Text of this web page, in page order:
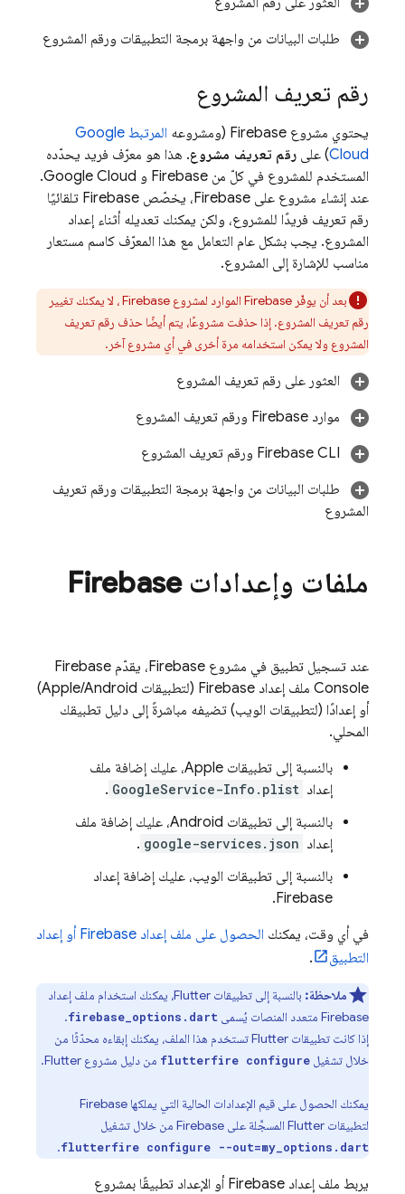
طلبات البيانات من واجهة برمجة التطبيقات ورقم المشروع
رقم تعريف المشروع
يحتوي مشروع Firebase (ومشروعه المرتبط Google
Cloud) على رقم تعريف مشروع. هذا هو معرّف فريد يحدّده
المستخدم للمشروع في كلّ من Firebase و
Google Cloud
.
عند إنشاء مشروع على Firebase، يخصّص Firebase تلقائيًا
رقم تعريف فريدًا للمشروع، ولكن يمكنك تعديله أثناء إعداد
المشروع. يجب بشكل عام التعامل مع هذا المعرّف كاسم مستعار
مناسب للإشارة إلى المشروع.
بعد أن يوفّر Firebase الموارد لمشروع Firebase ، لا يمكنك تغيير
رقم تعريف المشروع. إذا حذفت مشروعًا، يتم أيضًا حذف رقم تعريف
المشروع ولا يمكن استخدامه مرة أخرى في أي مشروع آخر.
العثور على رقم تعريف المشروع
موارد Firebase ورقم تعريف المشروع
Firebase CLI ورقم تعريف المشروع
طلبات البيانات من واجهة برمجة التطبيقات ورقم تعريف
المشروع
ملفات وإعدادات Firebase
عند تسجيل تطبيق في مشروع Firebase، يقدّم
Firebase
Console ملف إعداد Firebase (لتطبيقات Apple/Android)
أو إعدادًا (لتطبيقات الويب) تضيفه مباشرةً إلى دليل تطبيقك
المحلي.
بالنسبة إلى تطبيقات Apple، عليك إضافة ملف
إعداد GoogleService-Info.plist
.
بالنسبة إلى تطبيقات Android، عليك إضافة ملف
إعداد google-services.json
.
بالنسبة إلى تطبيقات الويب، عليك إضافة إعداد
Firebase.
في أي وقت، يمكنك
الحصول على ملف إعداد Firebase أو إعداد
التطبيق
.
ملاحظة:
بالنسبة إلى تطبيقات Flutter، يمكنك استخدام ملف إعداد
Firebase متعدد المنصات يُسمى
firebase_options.dart
.
إذا كانت تطبيقات Flutter تستخدم هذا الملف، يمكنك إبقاءه محدّثًا من
خلال تشغيل flutterfire configure من دليل مشروع Flutter.
يمكنك الحصول على قيم الإعدادات الحالية التي يملكها Firebase
لتطبيقات Flutter المسجَّلة على Firebase من خلال تشغيل
flutterfire configure --out=my_options.dart
.
يربط ملف إعداد Firebase أو الإعداد تطبيقًا بمشروع